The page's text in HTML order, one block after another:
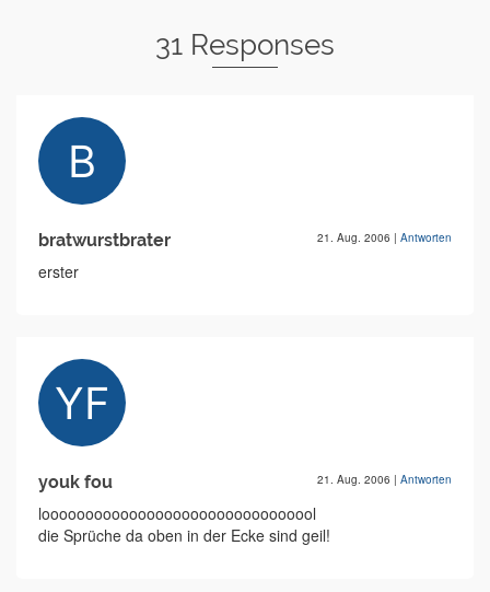
31 Responses
bratwurstbrater 21. Aug. 2006 | Antworten
erster
youk fou 21. Aug. 2006 | Antworten
loooooooooooooooooooooooooooooool
die Sprüche da oben in der Ecke sind geil!